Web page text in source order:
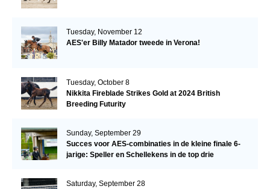
Tuesday, November 12
AES'er Billy Matador tweede in Verona!
Tuesday, October 8
Nikkita Fireblade Strikes Gold at 2024 British
Breeding Futurity
Sunday, September 29
Succes voor AES-combinaties in de kleine finale 6-
jarige: Speller en Schellekens in de top drie
Saturday, September 28